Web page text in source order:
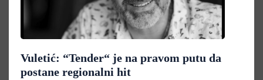
Vuletić: “Tender“ je na pravom putu da
postane regionalni hit